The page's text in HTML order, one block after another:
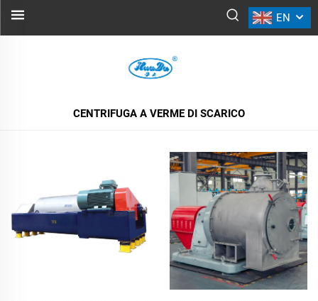
EN
CENTRIFUGA A VERME DI SCARICO
CENTRIFUGA A VERME DI SCARICO